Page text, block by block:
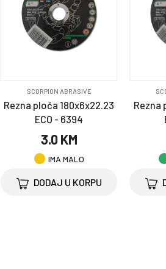
SCORPION ABRASIVE
Rezna ploča 180x6x22.23
ECO - 6394
3.0 KM
IMA MALO
DODAJ U KORPU
Rezna